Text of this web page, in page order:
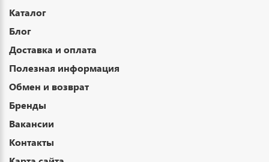
Каталог
Блог
Доставка и оплата
Полезная информация
Обмен и возврат
Бренды
Вакансии
Контакты